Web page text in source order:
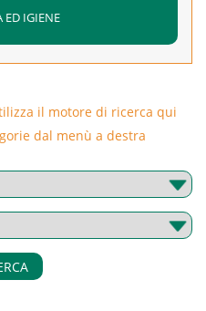
ED IGIENE
il motore di ricerca qui
dal menù a destra